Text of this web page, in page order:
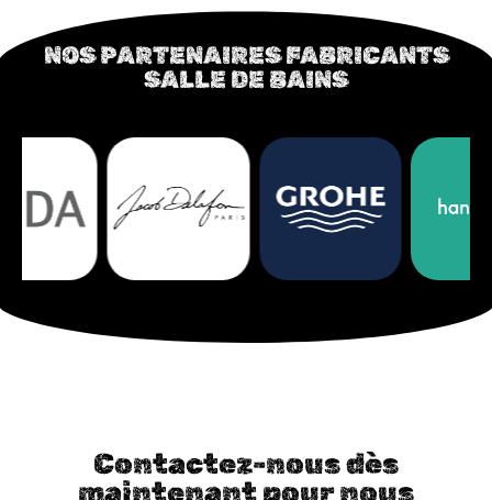
NOS PARTENAIRES FABRICANTS
SALLE DE BAINS
Contactez-nous dès
maintenant pour nous